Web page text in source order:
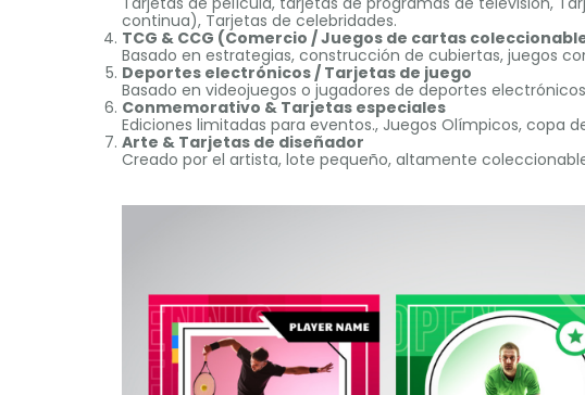
continua), Tarjetas de celebridades.
TCG & CCG (Comercio / Juegos de cartas
Basado en estrategias, construcción de cubiertas, juegos
Deportes electrónicos / Tarjetas de juego
Basado en videojuegos o jugadores de deportes
Conmemorativo & Tarjetas especiales
Ediciones limitadas para eventos., Juegos Olímpicos, copa
Arte & Tarjetas de diseñador
Creado por el artista, lote pequeño, altamente